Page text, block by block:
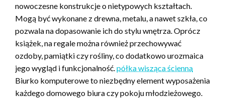
nowoczesne konstrukcje o nietypowych kształtach.
Mogą być wykonane z drewna, metalu, a nawet szkła, co
pozwala na dopasowanie ich do stylu wnętrza. Oprócz
książek, na regale można również przechowywać
ozdoby, pamiątki czy rośliny, co dodatkowo urozmaica
jego wygląd i funkcjonalność. półka wisząca ścienna
Biurko komputerowe to niezbędny element wyposażenia
każdego domowego biura czy pokoju młodzieżowego.